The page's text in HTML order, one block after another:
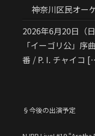
神奈川区民オー
2026年6月20日（
「イーゴリ公」序
番 / P. I. チャイコ
§今後の出演予定